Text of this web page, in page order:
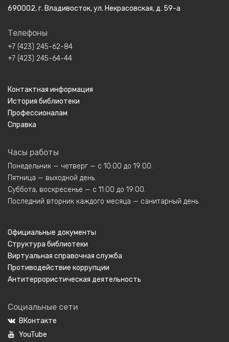
690002, г. Владивосток, ул. Некрасовская, д. 59-а
Телефоны
+7 (423) 245-62-84
+7 (423) 245-64-44
Контактная информация
История библиотеки
Профессионалам
Справка
Часы работы
Понедельник — четверг — с 10:00 до 19:00.
Пятница — выходной день.
Суббота, воскресенье — с 11:00 до 19:00.
Последний вторник каждого месяца — санитарный день.
Официальные документы
Структура библиотеки
Виртуальная справочная служба
Противодействие коррупции
Антитеррористическая деятельность
Социальные сети
ВКонтакте
YouTube